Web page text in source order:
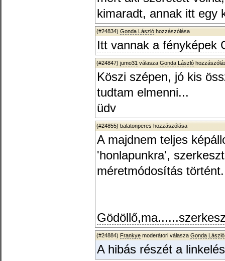
kimaradt, annak itt egy
(#24834) Gonda László hozzászólása
Itt vannak a fényképek
(#24847) jumo31 válasza Gonda László
Köszi szépen, jó kis
tudtam elmenni...
üdv
(#24855) balatonperes hozzászólása
A majdnem teljes
'honlapunkra',
méretmódosítás történt.
(#24884) Frankye moderátori válasza Gonda László
A hibás részét a